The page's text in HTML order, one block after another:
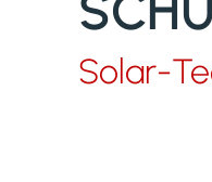
Solar-